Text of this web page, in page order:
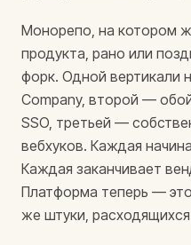
Монорепо, на котором
продукта, рано или
форк. Одной вертикали
Company, второй —
SSO, третьей —
вебхуков. Каждая
Каждая заканчивает
Платформа теперь —
же штуки,